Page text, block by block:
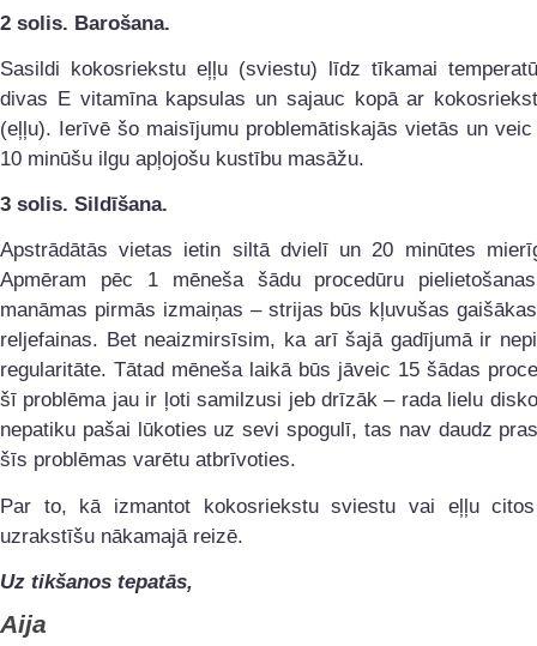
2 solis. Barošana.
Sasildi kokosriekstu eļļu (sviestu) līdz tīkamai
divas E vitamīna kapsulas un sajauc kopā ar
(eļļu). Ierīvē šo maisījumu problemātiskajās vietās un veic
10 minūšu ilgu apļojošu kustību masāžu.
3 solis. Sildīšana.
Apstrādātās vietas ietin siltā dvielī un 20 minūtes
Apmēram pēc 1 mēneša šādu procedūru
manāmas pirmās izmaiņas – strijas būs kļuvušas
reljefainas. Bet neaizmirsīsim, ka arī šajā gadījumā ir
regularitāte. Tātad mēneša laikā būs jāveic 15 šādas
šī problēma jau ir ļoti samilzusi jeb drīzāk – rada lielu
nepatiku pašai lūkoties uz sevi spogulī, tas nav daudz
šīs problēmas varētu atbrīvoties.
Par to, kā izmantot kokosriekstu sviestu vai eļļu
uzrakstīšu nākamajā reizē.
Uz tikšanos tepatās,
Aija